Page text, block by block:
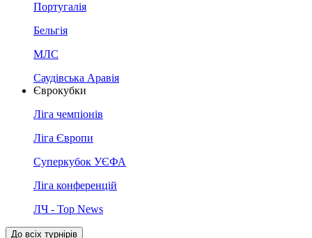
Португалія
Бельгія
МЛС
Саудівська Аравія
Єврокубки
Ліга чемпіонів
Ліга Європи
Суперкубок УЄФА
Ліга конференцій
ЛЧ - Top News
До всіх турнірів